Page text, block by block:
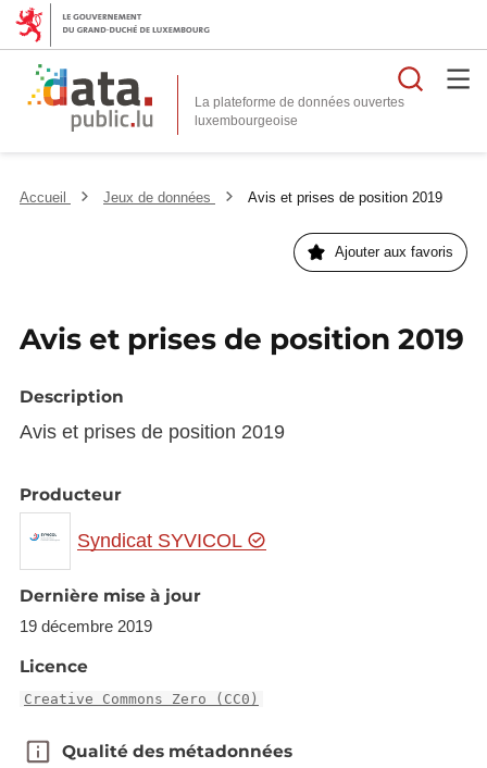
La plateforme de données ouvertes
Accueil Jeux de données Avis et prises de position 2019
Ajouter aux favoris
Avis et prises de position 2019
Description
Avis et prises de position 2019
Producteur
Syndicat SYVICOL
Dernière mise à jour
19 décembre 2019
Licence
Creative Commons Zero (CC0)
Qualité des métadonnées
Qualité des métadonnées